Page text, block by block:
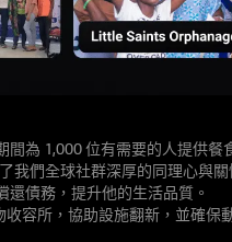
為 1,000 位有需要的人提供餐
我們全球社群深厚的同理心與關
債務，提升他的生活品質。
容所，協助設施翻新，並確保